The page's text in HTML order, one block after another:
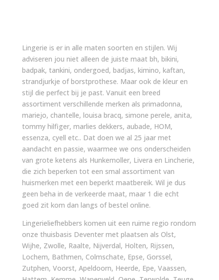
Lingerie is er in alle maten soorten en stijlen. Wij
adviseren jou niet alleen de juiste maat bh, bikini,
badpak, tankini, ondergoed, badjas, kimino, kaftan,
strandjurkje of borstprothese. Maar ook de kleur en
stijl die perfect bij je past. Vanuit een breed
assortiment verschillende merken als primadonna,
mariejo, chantelle, louisa bracq, simone perele, anita,
tommy hilfiger, marlies dekkers, aubade, HOM,
essenza, cyell etc.. Dat doen we al 25 jaar met
aandacht en passie, waarmee we ons onderscheiden
van grote ketens als Hunkemoller, Livera en Lincherie,
die zich beperken tot een smal assortiment van
huismerken met een beperkt maatbereik. Wil je dus
geen beha in de verkeerde maat, maar 1 die echt
goed zit kom dan langs of bestel online.
Lingerieliefhebbers komen uit een ruime regio rondom
onze thuisbasis Deventer met plaatsen als Olst,
Wijhe, Zwolle, Raalte, Nijverdal, Holten, Rijssen,
Lochem, Bathmen, Colmschate, Epse, Gorssel,
Zutphen, Voorst, Apeldoorn, Heerde, Epe, Vaassen,